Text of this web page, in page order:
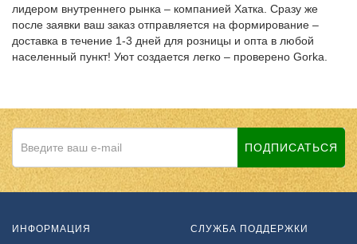
лидером внутреннего рынка – компанией Хатка. Сразу же
после заявки ваш заказ отправляется на формирование –
доставка в течение 1-3 дней для розницы и опта в любой
населенный пункт! Уют создается легко – проверено Gorka.
ПОДПИСАТЬСЯ
ИНФОРМАЦИЯ СЛУЖБА ПОДДЕРЖКИ